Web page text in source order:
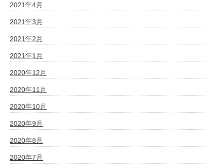
2021年4月
2021年3月
2021年2月
2021年1月
2020年12月
2020年11月
2020年10月
2020年9月
2020年8月
2020年7月